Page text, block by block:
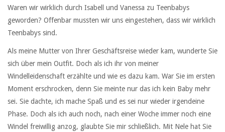
Waren wir wirklich durch Isabell und Vanessa zu Teenbabys
geworden? Offenbar mussten wir uns eingestehen, dass wir wirklich
Teenbabys sind.
Als meine Mutter von Ihrer Geschäftsreise wieder kam, wunderte Sie
sich über mein Outfit. Doch als ich ihr von meiner
Windelleidenschaft erzählte und wie es dazu kam. War Sie im ersten
Moment erschrocken, denn Sie meinte nur das ich kein Baby mehr
sei. Sie dachte, ich mache Spaß und es sei nur wieder irgendeine
Phase. Doch als ich auch noch, nach einer Woche immer noch eine
Windel freiwillig anzog, glaubte Sie mir schließlich. Mit Nele hat Sie